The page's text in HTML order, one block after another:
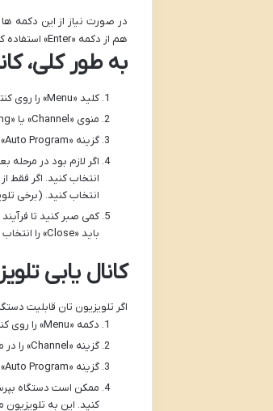
در صورت نیاز از این دکمه
هم از دکمه «Enter» استفاده کنید.
به طور کلی،
کلید «Menu» را روی کنترل فشار دهید.
منوی «Channel» یا «Broadcasting» را انتخاب کنید. (نام این منو بر اساس مدل تلویزیون متفاوت است)
گزینه «Auto Program» را انتخاب کنید.
انتخاب کنید. (برخی
کمی صبر کنید تا
باید «Close» را انتخاب کنید. پس از آن می توانید کانال ها را ببینید و ترتیب شان را مشخص کنید.
کانال یابی
اگر تلویزیون تان قابلیت
دکمه «Menu» را روی کنترل فشار دهید.
گزینه «Channel» را در منو انتخاب کنید. (در مدل های جدید احتمال دارد این گزینه با نام «Broadcasting» مشخص شده باشد)
گزینه «Auto Program» یا «Auto Tune» را انتخاب کنید.
کنید. این به